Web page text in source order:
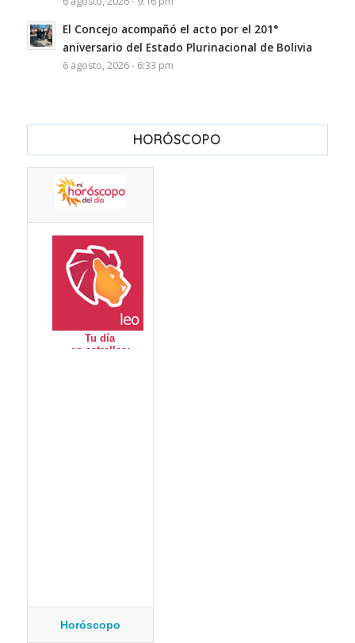
El Concejo acompañó el acto por el 201°
aniversario del Estado Plurinacional de Bolivia
6 agosto, 2026 - 6:33 pm
HORÓSCOPO
Horóscopo